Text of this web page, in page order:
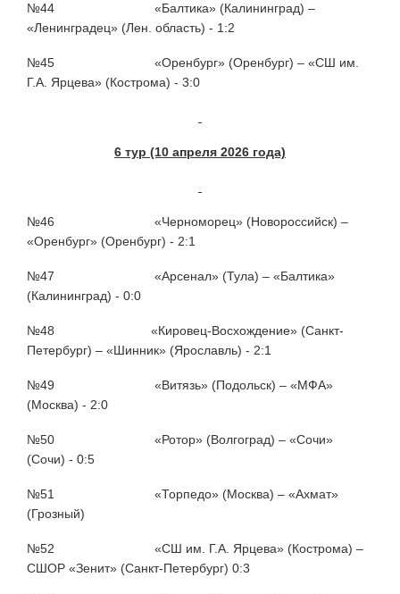
№44 «Балтика» (Калининград) –
«Ленинградец» (Лен. область) - 1:2
№45 «Оренбург» (Оренбург) – «СШ им.
Г.А. Ярцева» (Кострома) - 3:0
6 тур (10 апреля 2026 года)
№46 «Черноморец» (Новороссийск) –
«Оренбург» (Оренбург) - 2:1
№47 «Арсенал» (Тула) – «Балтика»
(Калининград) - 0:0
№48 «Кировец-Восхождение» (Санкт-
Петербург) – «Шинник» (Ярославль) - 2:1
№49 «Витязь» (Подольск) – «МФА»
(Москва) - 2:0
№50 «Ротор» (Волгоград) – «Сочи»
(Сочи) - 0:5
№51 «Торпедо» (Москва) – «Ахмат»
(Грозный)
№52 «СШ им. Г.А. Ярцева» (Кострома) –
СШОР «Зенит» (Санкт-Петербург) 0:3